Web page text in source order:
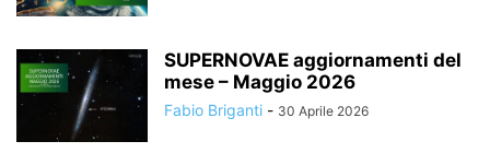
SUPERNOVAE aggiornamenti del
mese – Maggio 2026
Fabio Briganti - 30 Aprile 2026